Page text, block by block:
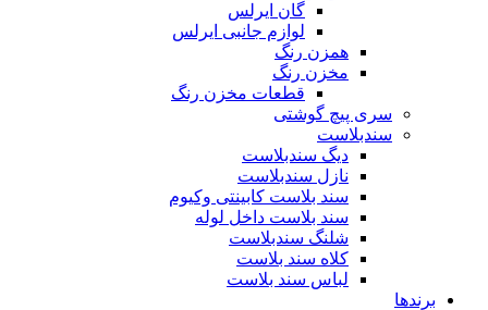
گان ایرلس
لوازم جانبی ایرلس
همزن رنگ
مخزن رنگ
قطعات مخزن رنگ
سری پیچ گوشتی
سندبلاست
دیگ سندبلاست
نازل سندبلاست
سند بلاست کابینتی وکیوم
سند بلاست داخل لوله
شلنگ سندبلاست
کلاه سند بلاست
لباس سند بلاست
برندها